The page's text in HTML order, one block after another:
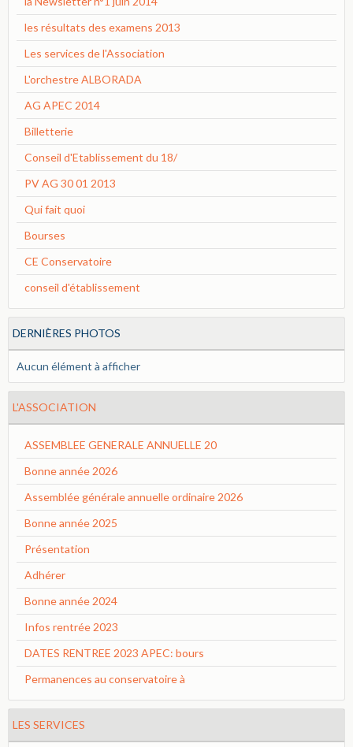
les résultats des examens 2013
Les services de l'Association
L'orchestre ALBORADA
AG APEC 2014
Billetterie
Conseil d'Etablissement du 18/
PV AG 30 01 2013
Qui fait quoi
Bourses
CE Conservatoire
conseil d'établissement
DERNIÈRES PHOTOS
Aucun élément à afficher
L'ASSOCIATION
ASSEMBLEE GENERALE ANNUELLE 20
Bonne année 2026
Assemblée générale annuelle ordinaire 2026
Bonne année 2025
Présentation
Adhérer
Bonne année 2024
Infos rentrée 2023
DATES RENTREE 2023 APEC: bours
Permanences au conservatoire à
LES SERVICES